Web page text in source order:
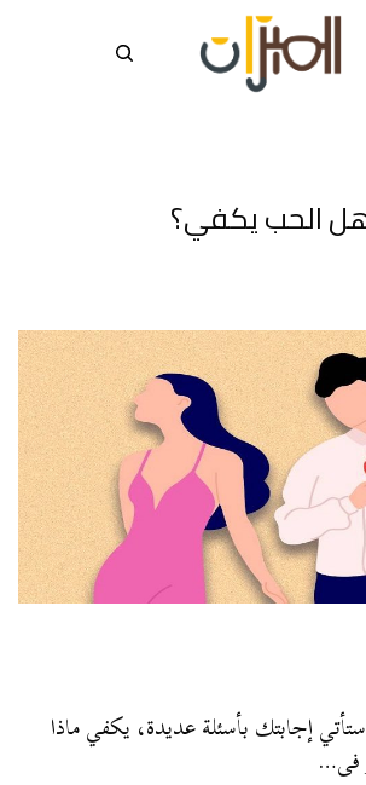
الحب يكفي؟
إجابتك بأسئلة عديدة، يكفي ماذا
فى…